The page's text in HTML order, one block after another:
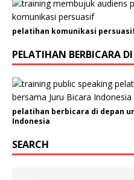
pelatihan komunikasi
PELATIHAN BERBICARA
pelatihan berbicara di depan
Indonesia
SEARCH